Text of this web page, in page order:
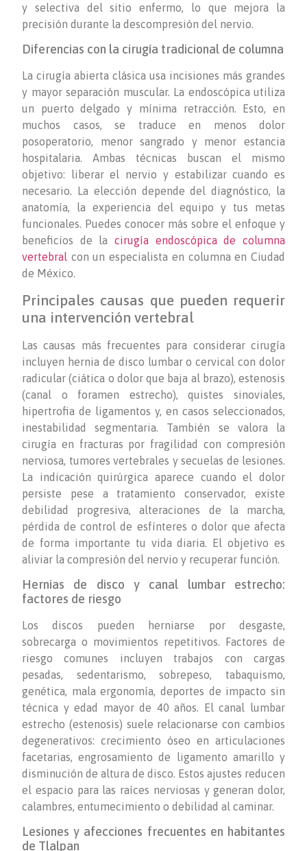
y selectiva del sitio enfermo, lo que mejora la
precisión durante la descompresión del nervio.
Diferencias con la cirugía tradicional de columna
La cirugía abierta clásica usa incisiones más grandes
y mayor separación muscular. La endoscópica utiliza
un puerto delgado y mínima retracción. Esto, en
muchos casos, se traduce en menos dolor
posoperatorio, menor sangrado y menor estancia
hospitalaria. Ambas técnicas buscan el mismo
objetivo: liberar el nervio y estabilizar cuando es
necesario. La elección depende del diagnóstico, la
anatomía, la experiencia del equipo y tus metas
funcionales. Puedes conocer más sobre el enfoque y
beneficios de la cirugía endoscópica de columna
vertebral con un especialista en columna en Ciudad
de México.
Principales causas que pueden requerir
una intervención vertebral
Las causas más frecuentes para considerar cirugía
incluyen hernia de disco lumbar o cervical con dolor
radicular (ciática o dolor que baja al brazo), estenosis
(canal o foramen estrecho), quistes sinoviales,
hipertrofia de ligamentos y, en casos seleccionados,
inestabilidad segmentaria. También se valora la
cirugía en fracturas por fragilidad con compresión
nerviosa, tumores vertebrales y secuelas de lesiones.
La indicación quirúrgica aparece cuando el dolor
persiste pese a tratamiento conservador, existe
debilidad progresiva, alteraciones de la marcha,
pérdida de control de esfínteres o dolor que afecta
de forma importante tu vida diaria. El objetivo es
aliviar la compresión del nervio y recuperar función.
Hernias de disco y canal lumbar estrecho:
factores de riesgo
Los discos pueden herniarse por desgaste,
sobrecarga o movimientos repetitivos. Factores de
riesgo comunes incluyen trabajos con cargas
pesadas, sedentarismo, sobrepeso, tabaquismo,
genética, mala ergonomía, deportes de impacto sin
técnica y edad mayor de 40 años. El canal lumbar
estrecho (estenosis) suele relacionarse con cambios
degenerativos: crecimiento óseo en articulaciones
facetarias, engrosamiento de ligamento amarillo y
disminución de altura de disco. Estos ajustes reducen
el espacio para las raíces nerviosas y generan dolor,
calambres, entumecimiento o debilidad al caminar.
Lesiones y afecciones frecuentes en habitantes
de Tlalpan